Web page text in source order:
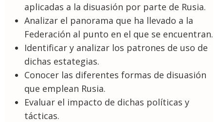
aplicadas a la disuasión por parte de Rusia.
Analizar el panorama que ha llevado a la
Federación al punto en el que se encuentran.
Identificar y analizar los patrones de uso de
dichas estategias.
Conocer las diferentes formas de disuasión
que emplean Rusia.
Evaluar el impacto de dichas políticas y
tácticas.